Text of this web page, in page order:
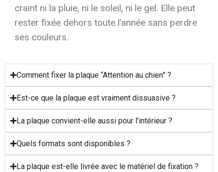
craint ni la pluie, ni le soleil, ni le gel. Elle peut
rester fixée dehors toute l’année sans perdre
ses couleurs.
Comment fixer la plaque “Attention au chien” ?
Est-ce que la plaque est vraiment dissuasive ?
La plaque convient-elle aussi pour l’intérieur ?
Quels formats sont disponibles ?
La plaque est-elle livrée avec le matériel de fixation ?